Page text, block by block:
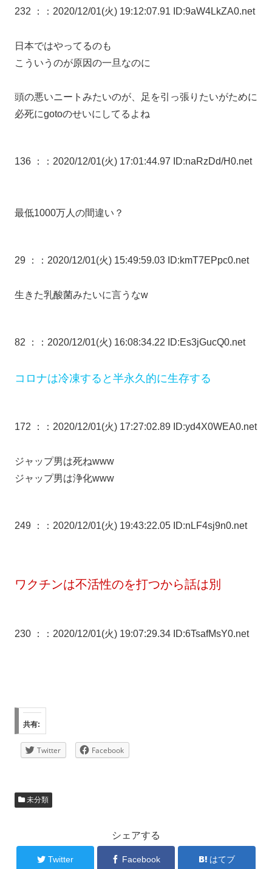
232 ： ：2020/12/01(火) 19:12:07.91 ID:9aW4LkZA0.net
日本ではやってるのも
こういうのが原因の一旦なのに
頭の悪いニートみたいのが、足を引っ張りたいがために
必死にgotoのせいにしてるよね
136 ： ：2020/12/01(火) 17:01:44.97 ID:naRzDd/H0.net
最低1000万人の間違い？
29 ： ：2020/12/01(火) 15:49:59.03 ID:kmT7EPpc0.net
生きた乳酸菌みたいに言うなw
82 ： ：2020/12/01(火) 16:08:34.22 ID:Es3jGucQ0.net
コロナは冷凍すると半永久的に生存する
172 ： ：2020/12/01(火) 17:27:02.89 ID:yd4X0WEA0.net
ジャップ男は死ねwww
ジャップ男は浄化www
249 ： ：2020/12/01(火) 19:43:22.05 ID:nLF4sj9n0.net
ワクチンは不活性のを打つから話は別
230 ： ：2020/12/01(火) 19:07:29.34 ID:6TsafMsY0.net
共有:
Twitter Facebook
未分類
シェアする
Twitter Facebook はてブ